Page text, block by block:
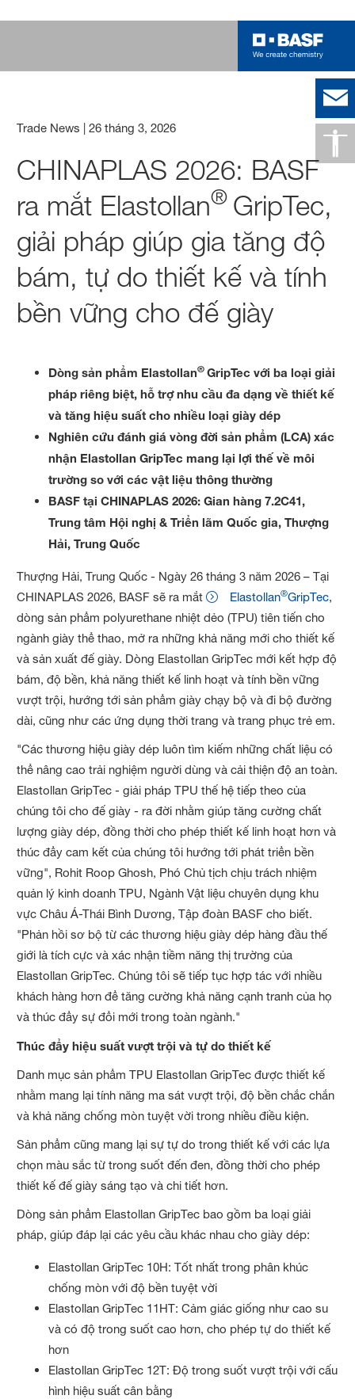
Trade News |26 tháng 3, 2026
CHINAPLAS 2026: BASF
ra mắt Elastollan® GripTec,
giải pháp giúp gia tăng độ
bám, tự do thiết kế và tính
bền vững cho đế giày
Dòng sản phẩm Elastollan® GripTec với ba loại giải
pháp riêng biệt, hỗ trợ nhu cầu đa dạng về thiết kế
và tăng hiệu suất cho nhiều loại giày dép
Nghiên cứu đánh giá vòng đời sản phẩm (LCA) xác
nhận Elastollan GripTec mang lại lợi thế về môi
trường so với các vật liệu thông thường
BASF tại CHINAPLAS 2026: Gian hàng 7.2C41,
Trung tâm Hội nghị & Triển lãm Quốc gia, Thượng
Hải, Trung Quốc
Thượng Hải, Trung Quốc - Ngày 26 tháng 3 năm 2026 –Tại
CHINAPLAS 2026, BASF sẽ ra mắt
Elastollan®GripTec,
dòng sản phẩm polyurethane nhiệt dẻo (TPU) tiên tiến cho
ngành giày thể thao, mở ra những khả năng mới cho thiết kế
và sản xuất đế giày. Dòng Elastollan GripTec mới kết hợp độ
bám, độ bền, khả năng thiết kế linh hoạt và tính bền vững
vượt trội, hướng tới sản phẩm giày chạy bộ và đi bộ đường
dài, cũng như các ứng dụng thời trang và trang phục trẻ em.
"Các thương hiệu giày dép luôn tìm kiếm những chất liệu có
thể nâng cao trải nghiệm người dùng và cải thiện độ an toàn.
Elastollan GripTec - giải pháp TPU thế hệ tiếp theo của
chúng tôi cho đế giày - ra đời nhằm giúp tăng cường chất
lượng giày dép, đồng thời cho phép thiết kế linh hoạt hơn và
thúc đẩy cam kết của chúng tôi hướng tới phát triển bền
vững", Rohit Roop Ghosh, Phó Chủ tịch chịu trách nhiệm
quản lý kinh doanh TPU, Ngành Vật liệu chuyên dụng khu
vực Châu Á-Thái Bình Dương, Tập đoàn BASF cho biết.
"Phản hồi sơ bộ từ các thương hiệu giày dép hàng đầu thế
giới là tích cực và xác nhận tiềm năng thị trường của
Elastollan GripTec. Chúng tôi sẽ tiếp tục hợp tác với nhiều
khách hàng hơn để tăng cường khả năng cạnh tranh của họ
và thúc đẩy sự đổi mới trong toàn ngành."
Thúc đẩy hiệu suất vượt trội và tự do thiết kế
Danh mục sản phẩm TPU Elastollan GripTec được thiết kế
nhằm mang lại tính năng ma sát vượt trội, độ bền chắc chắn
và khả năng chống mòn tuyệt vời trong nhiều điều kiện.
Sản phẩm cũng mang lại sự tự do trong thiết kế với các lựa
chọn màu sắc từ trong suốt đến đen, đồng thời cho phép
thiết kế đế giày sáng tạo và chi tiết hơn.
Dòng sản phẩm Elastollan GripTec bao gồm ba loại giải
pháp, giúp đáp lại các yêu cầu khác nhau cho giày dép:
Elastollan GripTec 10H: Tốt nhất trong phân khúc
chống mòn với độ bền tuyệt vời
Elastollan GripTec 11HT: Cảm giác giống như cao su
và có độ trong suốt cao hơn, cho phép tự do thiết kế
hơn
Elastollan GripTec 12T: Độ trong suốt vượt trội với cấu
hình hiệu suất cân bằng